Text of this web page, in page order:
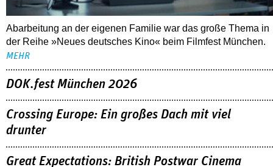
Abarbeitung an der eigenen Familie war das große Thema in
der Reihe »Neues deutsches Kino« beim Filmfest München.
MEHR
DOK.fest München 2026
Crossing Europe: Ein großes Dach mit viel
drunter
Great Expectations: British Postwar Cinema